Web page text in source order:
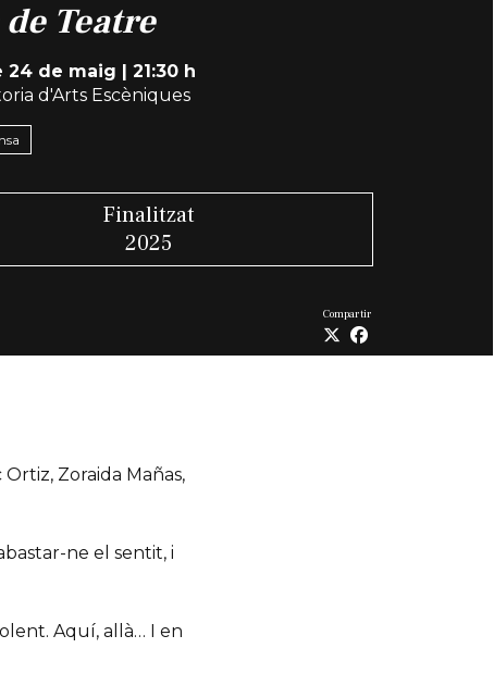
Teatre
24 de maig
21:30 h
d'Arts Escèniques
Finalitzat
2025
Compartir
Zoraida Mañas,
ne el sentit, i
Aquí, allà… I en